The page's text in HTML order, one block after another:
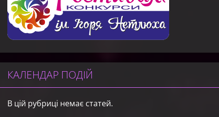
КАЛЕНДАР ПОДІЙ
В цій рубриці немає статей.